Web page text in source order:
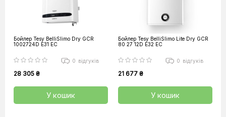
Бойлер Tesy BelliSlimo Dry GCR
1002724D E31 EC
0 відгуків
28 305 ₴
У кошик
Бойлер Tesy BelliSlimo Lite Dry GCR
80 27 12D E32 EC
0 відгуків
21 677 ₴
У кошик